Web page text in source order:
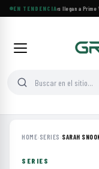
EN TENDENCIA
Más de 160 estrenos llegan a Prime
HOME› SERIES ›SARAH
SERIES